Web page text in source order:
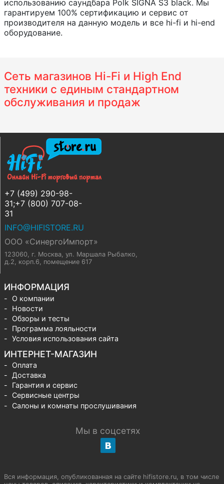
использованию саундбара Polk SIGNA S3 black. Мы
гарантируем 100% сертификацию и сервис от
производителя на данную модель и все hi-fi и hi-end
оборудование.
Сеть магазинов Hi-Fi и High End
техники с единым стандартном
обслуживания и продаж
+7 (499) 290-98-
31;+7 (800) 707-08-
31
INFO@HIFISTORE.RU
ООО «СинергоИмпорт»
123060, г. Москва, ул. Маршала Рыбалко,
д.2, корп.6, помещение 617
ИНФОРМАЦИЯ
О компании
Новости
Обзоры и тесты
Программа лояльности
Условия использования сайта
ИНТЕРНЕТ-МАГАЗИН
Оплата
Доставка
Гарантия и сервис
Сервисные центры
Салоны и комнаты прослушивания
Мы в соцсетях
Вся информация, опубликованная на сайте hifistore.ru, в том числе